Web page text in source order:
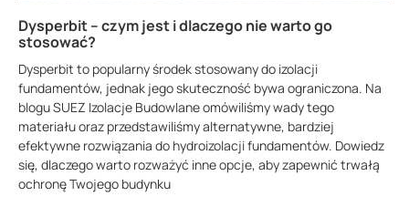
Dysperbit – czym jest i dlaczego nie warto go
stosować?
Dysperbit to popularny środek stosowany do izolacji
fundamentów, jednak jego skuteczność bywa ograniczona. Na
blogu SUEZ Izolacje Budowlane omówiliśmy wady tego
materiału oraz przedstawiliśmy alternatywne, bardziej
efektywne rozwiązania do hydroizolacji fundamentów. Dowiedz
się, dlaczego warto rozważyć inne opcje, aby zapewnić trwałą
ochronę Twojego budynku